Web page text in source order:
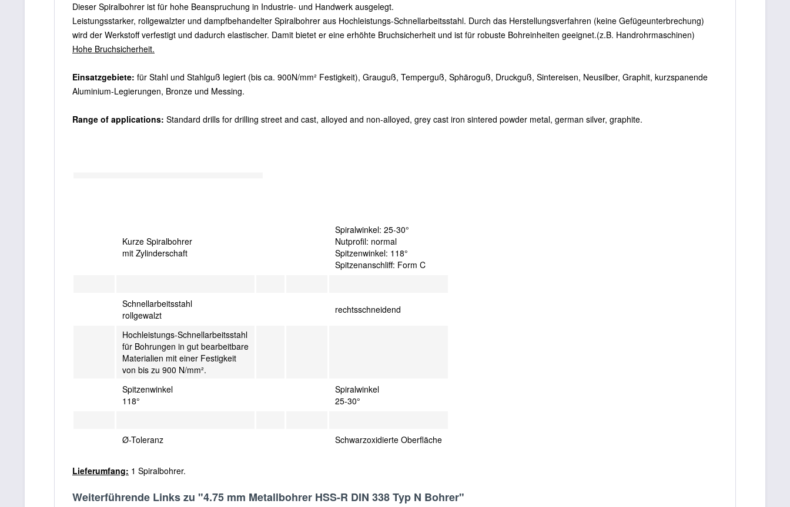
Dieser Spiralbohrer ist für hohe Beanspruchung in Industrie- und Handwerk ausgelegt.
Leistungsstarker, rollgewalzter und dampfbehandelter Spiralbohrer aus Hochleistungs-Schnellarbeitsstahl. Durch das Herstellungsverfahren (keine Gefügeunterbrechung)
wird der Werkstoff verfestigt und dadurch elastischer. Damit bietet er eine erhöhte Bruchsicherheit und ist für robuste Bohreinheiten geeignet.(z.B. Handrohrmaschinen)
Hohe Bruchsicherheit.
Einsatzgebiete: für Stahl und Stahlguß legiert (bis ca. 900N/mm² Festigkeit), Grauguß, Temperguß, Sphäroguß, Druckguß, Sintereisen, Neusilber, Graphit, kurzspanende
Aluminium-Legierungen, Bronze und Messing.
Range of applications: Standard drills for drilling street and cast, alloyed and non-alloyed, grey cast iron sintered powder metal, german silver, graphite.
Kurze Spiralbohrer
mit Zylinderschaft
Spiralwinkel: 25-30°
Nutprofil: normal
Spitzenwinkel: 118°
Spitzenanschliff: Form C
Schnellarbeitsstahl
rollgewalzt
rechtsschneidend
Hochleistungs-Schnellarbeitsstahl
für Bohrungen in gut bearbeitbare
Materialien mit einer Festigkeit
von bis zu 900 N/mm².
Spitzenwinkel
118°
Spiralwinkel
25-30°
Ø-Toleranz Schwarzoxidierte Oberfläche
Lieferumfang: 1 Spiralbohrer.
Weiterführende Links zu "4.75 mm Metallbohrer HSS-R DIN 338 Typ N Bohrer"